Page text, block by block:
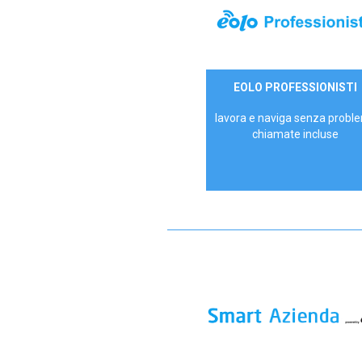
35,00 €/mese
EOLO PROFESSIONISTI
lavora e naviga senza
chiamate incluse